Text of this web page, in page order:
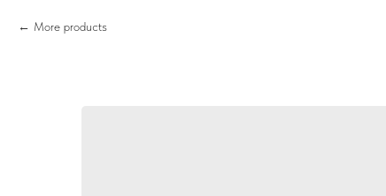
More products